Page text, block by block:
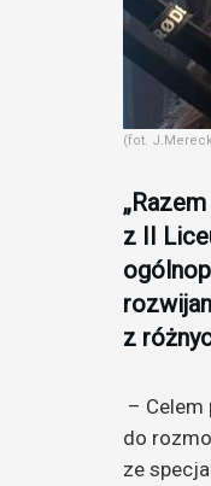
(fot.
z II
z
– Celem
do
ze